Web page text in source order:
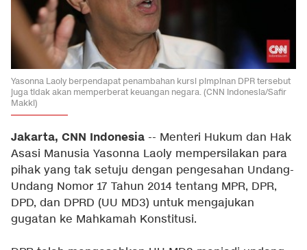
Yasonna Laoly berpendapat penambahan kursi pimpinan DPR tersebut
juga tidak akan memperberat keuangan negara. (CNN Indonesia/Safir
Makki)
Jakarta, CNN Indonesia -- Menteri Hukum dan Hak
Asasi Manusia Yasonna Laoly mempersilakan para
pihak yang tak setuju dengan pengesahan Undang-
Undang Nomor 17 Tahun 2014 tentang MPR, DPR,
DPD, dan DPRD (UU MD3) untuk mengajukan
gugatan ke Mahkamah Konstitusi.